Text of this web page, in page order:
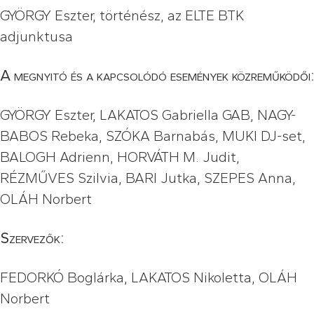
GYÖRGY Eszter, történész, az ELTE BTK
adjunktusa
A megnyitó és a kapcsolódó események közreműködői:
GYÖRGY Eszter, LAKATOS Gabriella GAB, NAGY-
BABOS Rebeka, SZÓKA Barnabás, MUKI DJ-set,
BALOGH Adrienn, HORVÁTH M. Judit,
RÉZMŰVES Szilvia, BARI Jutka, SZEPES Anna,
OLÁH Norbert
Szervezők:
FEDORKÓ Boglárka, LAKATOS Nikoletta, OLÁH
Norbert